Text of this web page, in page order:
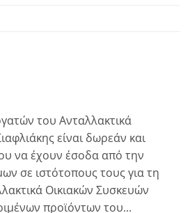
του Ανταλλακτικά
είναι δωρεάν και
να έχουν έσοδα από την
σε ιστότοπους τους για τη
Οικιακών Συσκευών
προϊόντων του...